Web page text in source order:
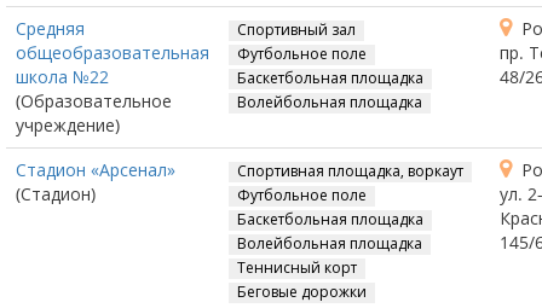
Средняя
общеобразовательная
школа №22
(Образовательное
учреждение)
Спортивный зал
Футбольное поле
Баскетбольная площадка
Волейбольная площадка
пр.
48/
Стадион «Арсенал»
(Стадион)
Спортивная площадка, воркаут
Футбольное поле
Баскетбольная площадка
Волейбольная площадка
Теннисный корт
Беговые дорожки
ул.
145/